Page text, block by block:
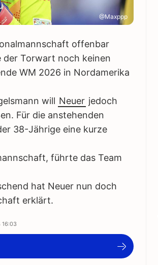
@Maxppp
offenbar
der Torwart noch keinen
WM 2026 in Nordamerika
will Neuer jedoch
Für die anstehenden
38-Jährige eine kurze
führte das Team
hat Neuer nun doch
erklärt.